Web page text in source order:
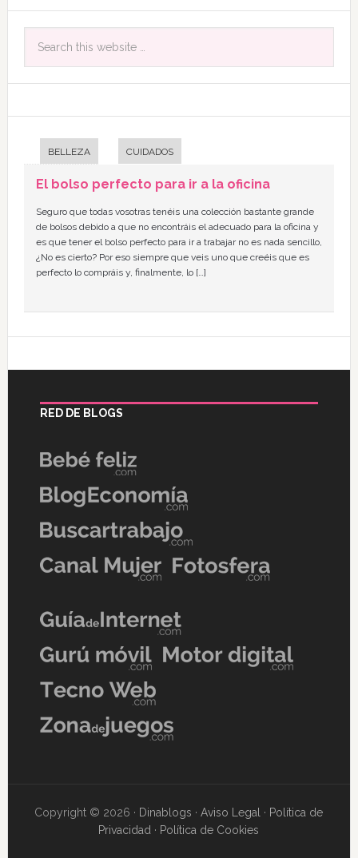
BELLEZA CUIDADOS
El bolso perfecto para ir a la oficina
Seguro que todas vosotras tenéis una colección bastante grande
de bolsos debido a que no encontráis el adecuado para la oficina y
es que tener el bolso perfecto para ir a trabajar no es nada sencillo,
¿No es cierto? Por eso siempre que veis uno que creéis que es
perfecto lo compráis y, finalmente, lo […]
RED DE BLOGS
Copyright © 2026 · Dinablogs ·Aviso Legal · Política de
Privacidad · Política de Cookies